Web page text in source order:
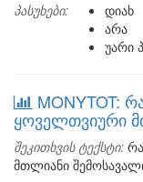
პასუხები:
დიახ
არა
უარი
MONYTOT:
ყოველთვიური
შეკითხვის ტექსტი:
მთლიანი